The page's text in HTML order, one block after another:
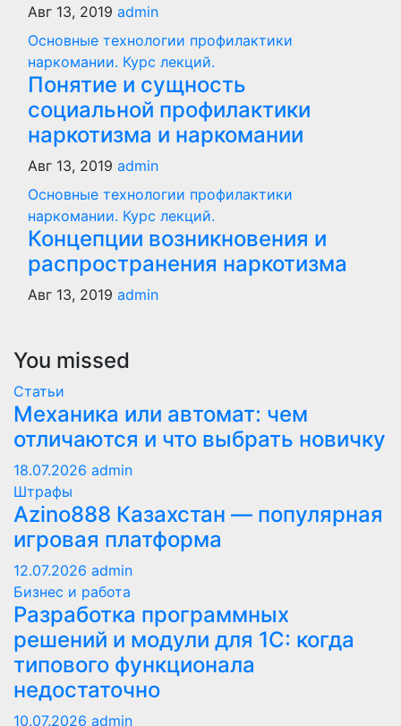
Авг 13, 2019 admin
Основные технологии профилактики
наркомании. Курс лекций.
Понятие и сущность
социальной профилактики
наркотизма и наркомании
Авг 13, 2019 admin
Основные технологии профилактики
наркомании. Курс лекций.
Концепции возникновения и
распространения наркотизма
Авг 13, 2019 admin
You missed
Статьи
Механика или автомат: чем
отличаются и что выбрать новичку
18.07.2026 admin
Штрафы
Azino888 Казахстан — популярная
игровая платформа
12.07.2026 admin
Бизнес и работа
Разработка программных
решений и модули для 1С: когда
типового функционала
недостаточно
10.07.2026 admin